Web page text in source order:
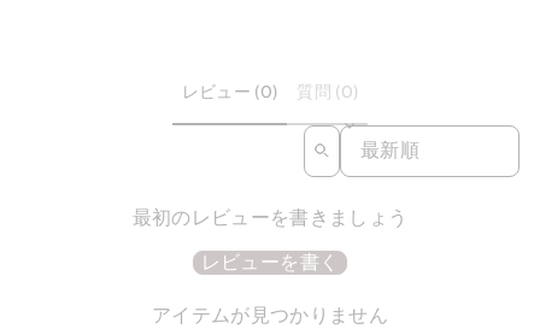
レビュー (0) 質問 (0)
SORT REVIEWS BY
最初のレビューを書きましょう
レビューを書く
アイテムが見つかりません